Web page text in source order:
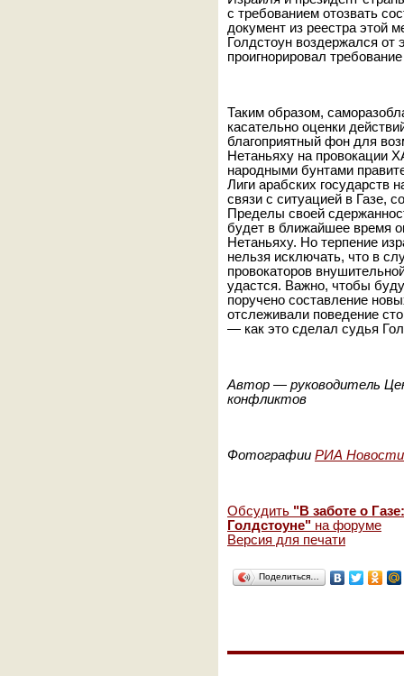
с требованием отозвать
документ из реестра этой
Голдстоун воздержался от
проигнорировал
Таким образом,
касательно оценки
благоприятный фон для
Нетаньяху на провокации
народными бунтами
Лиги арабских государств
связи с ситуацией в Газе,
Пределы своей
будет в ближайшее время
Нетаньяху. Но терпение
нельзя исключать, что в
провокаторов
удастся. Важно, чтобы
поручено составление
отслеживали поведение
— как это сделал судья
Автор — руководитель
конфликтов
Фотографии РИА Новости
Обсудить "В заботе о
Голдстоуне" на форуме
Версия для печати
Поделиться…